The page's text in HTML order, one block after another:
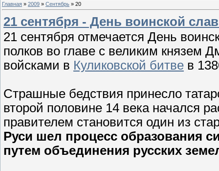
Главная » 2009 » Сентябрь » 20
21 сентября - День воинской
21 сентября отмечается День
полков во главе с великим князем
войсками в Куликовской битве в
Страшные бедствия принесло
второй половине 14 века начался
правителем становится один из
Руси шел процесс образования
путем объединения русских